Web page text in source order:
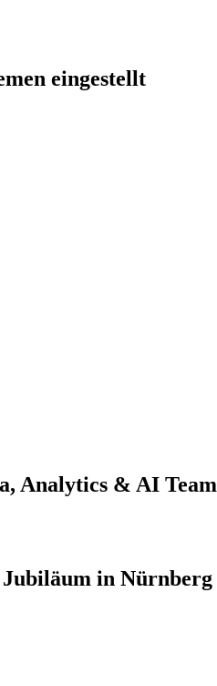
eingestellt
Analytics & AI Team
Jubiläum in Nürnberg